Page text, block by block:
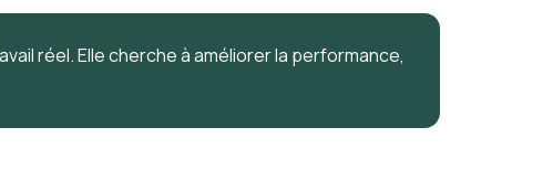
réel. Elle cherche à améliorer la performance,